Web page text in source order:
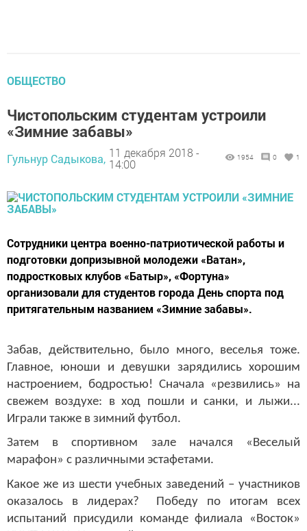
ОБЩЕСТВО
Чистопольским студентам устроили
«Зимние забавы»
Гульнур Садыкова, 11 декабря 2018 -
14:00
1954 0 1
Сотрудники центра военно-патриотической работы и
подготовки допризывной молодежи «Ватан»,
подростковых клубов «Батыр», «Фортуна»
организовали для студентов города День спорта под
притягательным названием «Зимние забавы».
Забав, действительно, было много, веселья тоже.
Главное, юноши и девушки зарядились хорошим
настроением, бодростью! Сначала «резвились» на
свежем воздухе: в ход пошли и санки, и лыжи...
Играли также в зимний футбол.
Затем в спортивном зале начался «Веселый
марафон» с различными эстафетами.
Какое же из шести учебных заведений – участников
оказалось в лидерах? Победу по итогам всех
испытаний присудили команде филиала «Восток»